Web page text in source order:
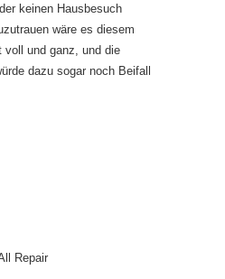
keinen Hausbesuch
wäre es diesem
voll und ganz, und die
dazu sogar noch Beifall
Repair